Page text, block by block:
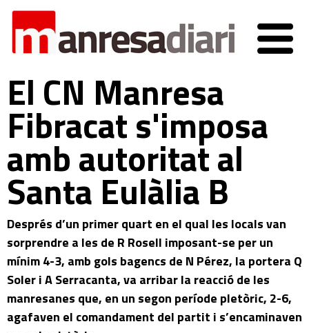
El CN Manresa
Fibracat s'imposa
amb autoritat al
Santa Eulàlia B
Després d’un primer quart en el qual les locals van
sorprendre a les de R Rosell imposant-se per un
mínim 4-3, amb gols bagencs de N Pérez, la portera Q
Soler i A Serracanta, va arribar la reacció de les
manresanes que, en un segon període pletòric, 2-6,
agafaven el comandament del partit i s’encaminaven